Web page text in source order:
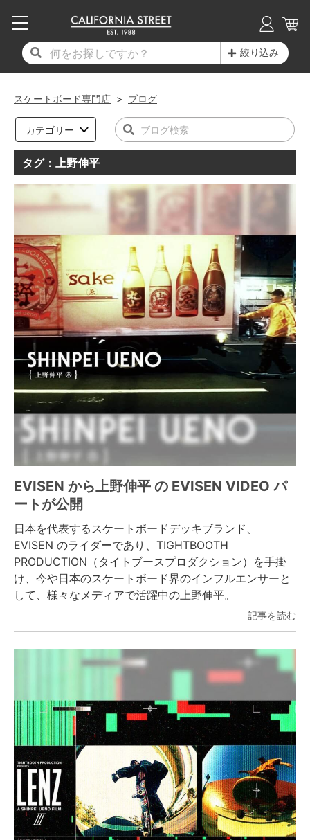
絞り込み
スケートボード専門店 > ブログ
カテゴリー
タグ：上野伸平
EVISEN から上野伸平 の EVISEN VIDEO パ
ートが公開
日本を代表するスケートボードデッキブランド、
EVISEN のライダーであり、TIGHTBOOTH
PRODUCTION（タイトブースプロダクション）を手掛
け、今や日本のスケートボード界のインフルエンサーと
して、様々なメディアで活躍中の上野伸平。
記事を読む
17時までのご注文は当日発送！
11,000円以上で送料無料！
コンプリートセット（完成品）
デッキ
17時までのご注文は当日発送！
11,000円以上で送料無料！
デッキ新着一覧
デッキブランド一覧（全てのデッキ）
サイズからデッキを選ぶ
子供用デッキ
7.2inch
7.3inch
7.7inch
7.8inch
7.9inch
8.0inch
8.1inch
8.2inch
8.4inch
8.5inch
8.6inch
8.8inch
9.0inch以上
シェイプデッキ
高性能デッキ
トラック
17時までのご注文は当日発送！
11,000円以上で送料無料！
トラック新着一覧
トラックブランド一覧（全てのトラック）
適合デッキサイズから選ぶ
7.0inch以下
7.3inch
7.5inch
7.8inch
7.9inch
8.0inch
8.1inch
8.2inch
8.3inch
8.5inch
8.6inch
8.7inch
8.9inch
17時までのご注文は当日発送！
11,000円以上で送料無料！
ウィール新着一覧
ウィールブランド一覧（全てのウィール）
ウィールをサイズから選ぶ
50mm
52mm
53mm
56mm
57mm
58mm
59mm
60mm
62mm
64mm
65mm
70mm
75mm
スピットファイヤー F4（フォーミュラフォ
ー）
ボーンズ XF（エックスフォーミュラ）
ボーンズ STF（エスティーエフ）
パウエルペラルタ DF（ドラゴンフォーミュ
ラ）
ソフトウィール（クルーザー）
ベアリング
デッキテープ
ボルト
パーツ・その他
ヘルメット・パッド
練習用アイテム（初心者におすすめ）
メディア（雑誌・DVD・CD）
17時までのご注文は当日発送！
11,000円以上で送料無料！
シューズ新着一覧
シューズブランド一覧
シューズをサイズから選ぶ
20cm
22cm
22.5cm
24cm
24.5cm
25cm
25.5cm
26cm
26.5cm
27.5cm
28cm
28.5cm
29.5cm
インソール
シューレース・その他
17時までのご注文は当日発送！
11,000円以上で送料無料！
Tシャツ
ロングスリーブTシャツ
ジャケット
トレーナー・セーター
パンツ
ショーツ
長袖ボタンシャツ
半袖シャツ
キャップ
アンダーウエア
サイズの測り方
17時までのご注文は当日発送！
11,000円以上で送料無料！
最新ブログ一覧
カテゴリー
17時までのご注文は当日発送！
11,000円以上で送料無料！
初心者の方へ
商品情報
徹底解析
ブランド紹介
INFO
スケートパーク情報
17時までのご注文は当日発送！
11,000円以上で送料無料！
店舗情報
ショップライダー紹介
スタッフ紹介
カリフォルニアストリートの歴史
求人情報
プライバシーポリシー
特定商取引法に基づく表記